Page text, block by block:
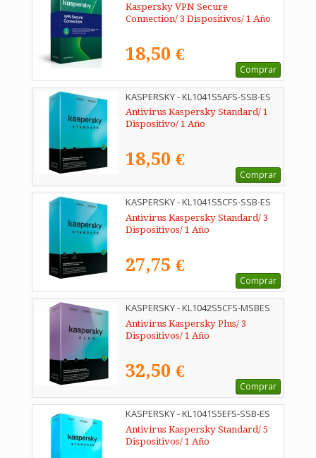
Kaspersky VPN Secure
Connection/ 3 Dispositivos/ 1 Año
18,50 €
Comprar
KASPERSKY - KL1041S5AFS-SSB-ES
Antivirus Kaspersky Standard/ 1
Dispositivo/ 1 Año
18,50 €
Comprar
KASPERSKY - KL1041S5CFS-SSB-ES
Antivirus Kaspersky Standard/ 3
Dispositivos/ 1 Año
27,75 €
Comprar
KASPERSKY - KL1042S5CFS-MSBES
Antivirus Kaspersky Plus/ 3
Dispositivos/ 1 Año
32,50 €
Comprar
KASPERSKY - KL1041S5EFS-SSB-ES
Antivirus Kaspersky Standard/ 5
Dispositivos/ 1 Año